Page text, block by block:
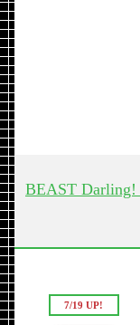
BEAST
7/19 UP!